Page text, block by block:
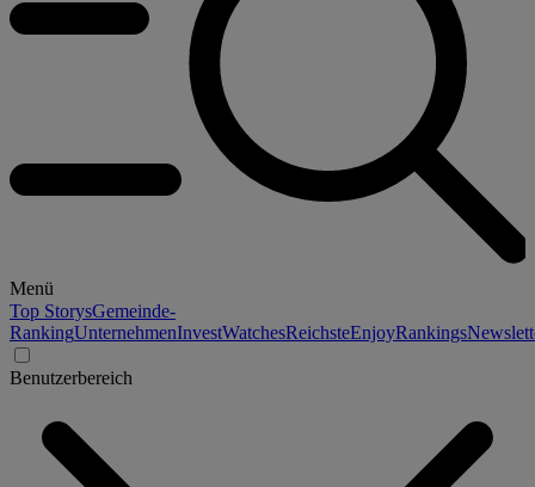
Menü
Top StorysGemeinde-
RankingUnternehmenInvestWatchesReichsteEnjoyRankings
Benutzerbereich